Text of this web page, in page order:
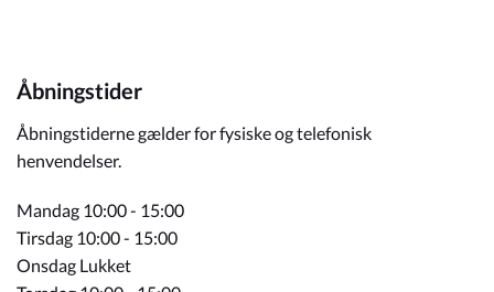
Åbningstider
Åbningstiderne gælder for fysiske og telefonisk
henvendelser.
Mandag 10:00 - 15:00
Tirsdag 10:00 - 15:00
Onsdag Lukket